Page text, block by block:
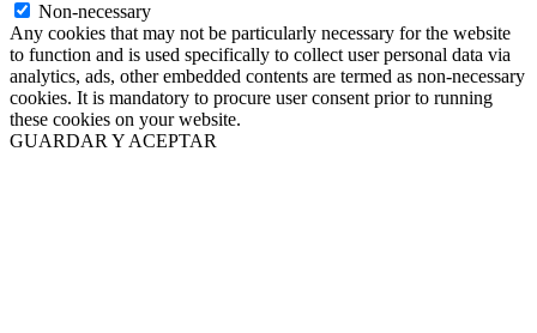
Non-necessary
Any cookies that may not be particularly necessary for the website
to function and is used specifically to collect user personal data via
analytics, ads, other embedded contents are termed as non-necessary
cookies. It is mandatory to procure user consent prior to running
these cookies on your website.
GUARDAR Y ACEPTAR